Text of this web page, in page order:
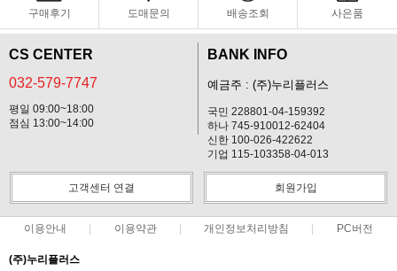
구매후기 도매문의 배송조회 사은품
CS CENTER
032-579-7747
평일 09:00~18:00
점심 13:00~14:00
BANK INFO
예금주 : (주)누리플러스
국민 228801-04-159392
하나 745-910012-62404
신한 100-026-422622
기업 115-103358-04-013
고객센터 연결 회원가입
이용안내 이용약관 개인정보처리방침 PC버전
(주)누리플러스